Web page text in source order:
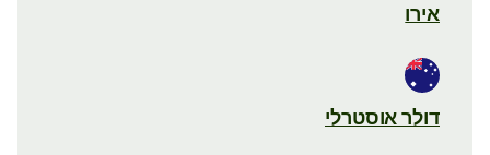
אירו
דולר אוסטרלי